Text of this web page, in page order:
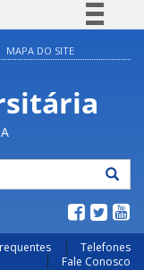
Participe
à informação
MAPA DO SITE
Telefones
Fale Conosco